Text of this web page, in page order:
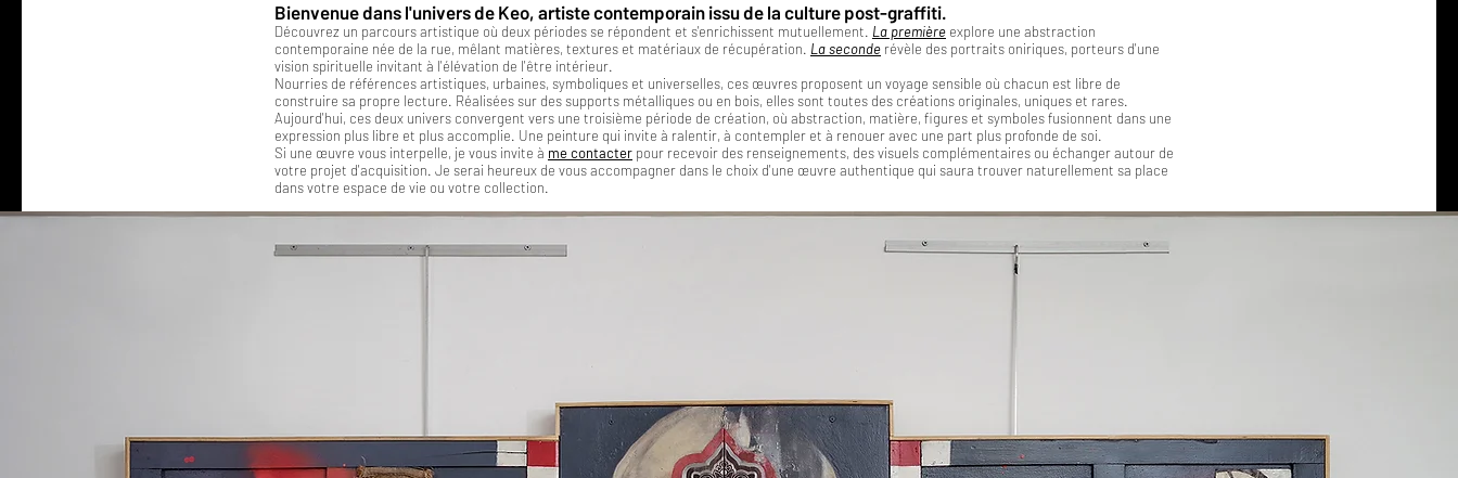
Bienvenue dans l'univers de Keo, artiste contemporain issu de la culture post-graffiti.
Découvrez un parcours artistique où deux périodes se répondent et s'enrichissent mutuellement. La première explore une abstraction
contemporaine née de la rue, mêlant matières, textures et matériaux de récupération. La seconde révèle des portraits oniriques, porteurs d'une
vision spirituelle invitant à l'élévation de l'être intérieur.
Nourries de références artistiques, urbaines, symboliques et universelles, ces œuvres proposent un voyage sensible où chacun est libre de
construire sa propre lecture. Réalisées sur des supports métalliques ou en bois, elles sont toutes des créations originales, uniques et rares.
Aujourd'hui, ces deux univers convergent vers une troisième période de création, où abstraction, matière, figures et symboles fusionnent dans une
expression plus libre et plus accomplie. Une peinture qui invite à ralentir, à contempler et à renouer avec une part plus profonde de soi.
Si une œuvre vous interpelle, je vous invite à me contacter pour recevoir des renseignements, des visuels complémentaires ou échanger autour de
votre projet d'acquisition. Je serai heureux de vous accompagner dans le choix d'une œuvre authentique qui saura trouver naturellement sa place
dans votre espace de vie ou votre collection.